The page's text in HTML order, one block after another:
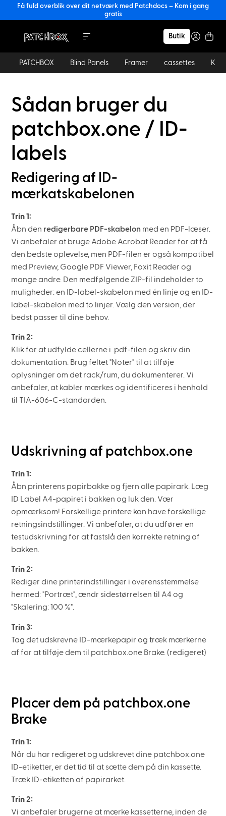
Få fuld overblik over dit netværk med Patchdocs – Kom i gang
gratis
Butik
PATCHBOX Blind Panels Framer cassettes
Sådan bruger du
patchbox.one / ID-
labels
Redigering af ID-
mærkatskabelonen
Trin 1:
Åbn den redigerbare PDF-skabelon med en PDF-læser.
Vi anbefaler at bruge Adobe Acrobat Reader for at få
den bedste oplevelse, men PDF-filen er også kompatibel
med Preview, Google PDF Viewer, Foxit Reader og
mange andre. Den medfølgende ZIP-fil indeholder to
muligheder: en ID-label-skabelon med én linje og en ID-
label-skabelon med to linjer. Vælg den version, der
bedst passer til dine behov.
Trin 2:
Klik for at udfylde cellerne i .pdf-filen og skriv din
dokumentation. Brug feltet "Noter" til at tilføje
oplysninger om det rack/rum, du dokumenterer. Vi
anbefaler, at kabler mærkes og identificeres i henhold
til TIA-606-C-standarden.
Udskrivning af patchbox.one
Trin 1:
Åbn printerens papirbakke og fjern alle papirark. Læg
ID Label A4-papiret i bakken og luk den. Vær
opmærksom! Forskellige printere kan have forskellige
retningsindstillinger. Vi anbefaler, at du udfører en
testudskrivning for at fastslå den korrekte retning af
bakken.
Trin 2:
Rediger dine printerindstillinger i overensstemmelse
hermed: "Portræt", ændr sidestørrelsen til A4 og
"Skalering: 100 %".
Trin 3:
Tag det udskrevne ID-mærkepapir og træk mærkerne
af for at tilføje dem til patchbox.one Brake. (redigeret)
Placer dem på patchbox.one
Brake
Trin 1:
Når du har redigeret og udskrevet dine patchbox.one
ID-etiketter, er det tid til at sætte dem på din kassette.
Træk ID-etiketten af papirarket.
Trin 2:
Vi anbefaler brugerne at mærke kassetterne, inden de